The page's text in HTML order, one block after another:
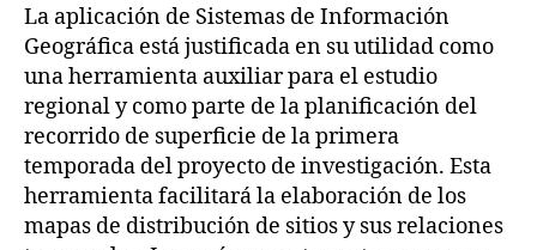
La aplicación de Sistemas de Información
Geográfica está justificada en su utilidad como
una herramienta auxiliar para el estudio
regional y como parte de la planificación del
recorrido de superficie de la primera
temporada del proyecto de investigación. Esta
herramienta facilitará la elaboración de los
mapas de distribución de sitios y sus relaciones